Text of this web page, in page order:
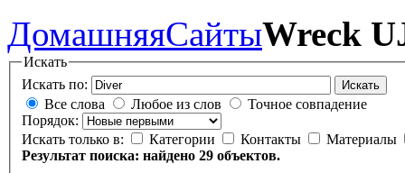
ДомашняяСайтыWreck
Искать
Искать по:
Искать
Все слова Любое из слов
Точное совпадение
Порядок:
Искать только в:
Категории Контакты
Материалы
Результат поиска: найдено 29 объектов.